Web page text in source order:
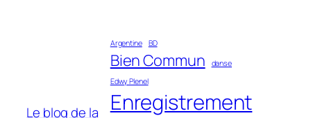
Le blog de la
Argentine BD
Bien Commun
danse
Edwy Plenel
Enregistrement